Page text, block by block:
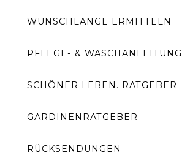
WUNSCHLÄNGE ERMITTELN
PFLEGE- & WASCHANLEITUNG
SCHÖNER LEBEN. RATGEBER
GARDINENRATGEBER
RÜCKSENDUNGEN